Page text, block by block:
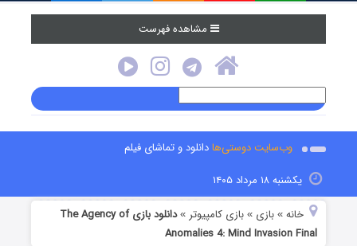
مشاهده فهرست
وب‌سایت دوستی‌هادانلود و تماشای فیلم
یکشنبه ۱۸ مرداد ۱۴۰۵
خانه »بازی »بازی کامپیوتر »
دانلود بازی The Agency of
Anomalies 4: Mind Invasion Final